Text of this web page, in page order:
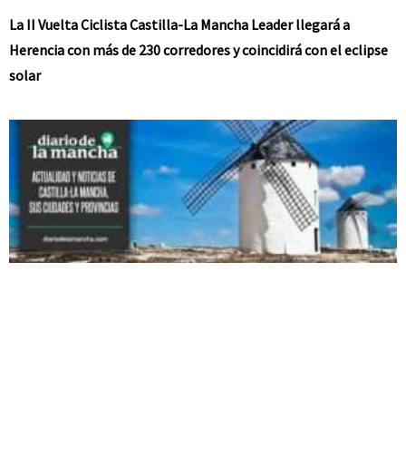
La II Vuelta Ciclista Castilla-La Mancha Leader llegará a
Herencia con más de 230 corredores y coincidirá con el eclipse
solar